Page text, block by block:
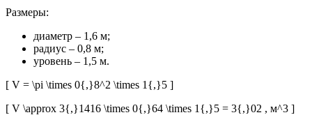
Размеры:
диаметр – 1,6 м;
радиус – 0,8 м;
уровень – 1,5 м.
[ V = \pi \times 0{,}8^2 \times 1{,}5 ]
[ V \approx 3{,}1416 \times 0{,}64 \times 1{,}5 = 3{,}02 , м^3 ]